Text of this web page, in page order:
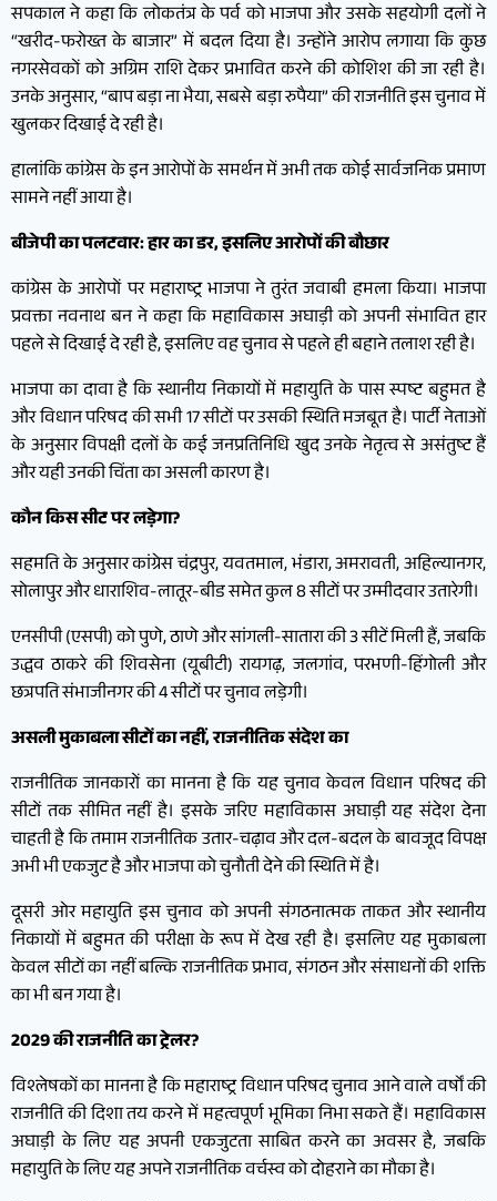
सपकाल ने कहा कि लोकतंत्र के पर्व को भाजपा और उसके सहयोगी दलों ने
“खरीद-फरोख्त के बाजार” में बदल दिया है। उन्होंने आरोप लगाया कि कुछ
नगरसेवकों को अग्रिम राशि देकर प्रभावित करने की कोशिश की जा रही है।
उनके अनुसार, “बाप बड़ा ना भैया, सबसे बड़ा रुपैया” की राजनीति इस चुनाव में
खुलकर दिखाई दे रही है।
हालांकि कांग्रेस के इन आरोपों के समर्थन में अभी तक कोई सार्वजनिक प्रमाण
सामने नहीं आया है।
बीजेपी का पलटवार: हार का डर, इसलिए आरोपों की बौछार
कांग्रेस के आरोपों पर महाराष्ट्र भाजपा ने तुरंत जवाबी हमला किया। भाजपा
प्रवक्ता नवनाथ बन ने कहा कि महाविकास अघाड़ी को अपनी संभावित हार
पहले से दिखाई दे रही है, इसलिए वह चुनाव से पहले ही बहाने तलाश रही है।
भाजपा का दावा है कि स्थानीय निकायों में महायुति के पास स्पष्ट बहुमत है
और विधान परिषद की सभी 17 सीटों पर उसकी स्थिति मजबूत है। पार्टी नेताओं
के अनुसार विपक्षी दलों के कई जनप्रतिनिधि खुद उनके नेतृत्व से असंतुष्ट हैं
और यही उनकी चिंता का असली कारण है।
कौन किस सीट पर लड़ेगा?
सहमति के अनुसार कांग्रेस चंद्रपुर, यवतमाल, भंडारा, अमरावती, अहिल्यानगर,
सोलापुर और धाराशिव-लातूर-बीड समेत कुल 8 सीटों पर उम्मीदवार उतारेगी।
एनसीपी (एसपी) को पुणे, ठाणे और सांगली-सातारा की 3 सीटें मिली हैं, जबकि
उद्धव ठाकरे की शिवसेना (यूबीटी) रायगढ़, जलगांव, परभणी-हिंगोली और
छत्रपति संभाजीनगर की 4 सीटों पर चुनाव लड़ेगी।
असली मुकाबला सीटों का नहीं, राजनीतिक संदेश का
राजनीतिक जानकारों का मानना है कि यह चुनाव केवल विधान परिषद की
सीटों तक सीमित नहीं है। इसके जरिए महाविकास अघाड़ी यह संदेश देना
चाहती है कि तमाम राजनीतिक उतार-चढ़ाव और दल-बदल के बावजूद विपक्ष
अभी भी एकजुट है और भाजपा को चुनौती देने की स्थिति में है।
दूसरी ओर महायुति इस चुनाव को अपनी संगठनात्मक ताकत और स्थानीय
निकायों में बहुमत की परीक्षा के रूप में देख रही है। इसलिए यह मुकाबला
केवल सीटों का नहीं बल्कि राजनीतिक प्रभाव, संगठन और संसाधनों की शक्ति
का भी बन गया है।
2029 की राजनीति का ट्रेलर?
विश्लेषकों का मानना है कि महाराष्ट्र विधान परिषद चुनाव आने वाले वर्षों की
राजनीति की दिशा तय करने में महत्वपूर्ण भूमिका निभा सकते हैं। महाविकास
अघाड़ी के लिए यह अपनी एकजुटता साबित करने का अवसर है, जबकि
महायुति के लिए यह अपने राजनीतिक वर्चस्व को दोहराने का मौका है।